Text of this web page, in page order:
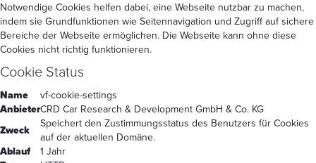
Notwendige Cookies helfen dabei, eine Webseite nutzbar zu machen,
indem sie Grundfunktionen wie Seitennavigation und Zugriff auf sichere
Bereiche der Webseite ermöglichen. Die Webseite kann ohne diese
Cookies nicht richtig funktionieren.
Cookie Status
Name
vf-cookie-settings
AnbieterCRD Car Research & Development GmbH & Co. KG
Zweck
Speichert den Zustimmungsstatus des Benutzers für Cookies
auf der aktuellen Domäne.
Ablauf
1 Jahr